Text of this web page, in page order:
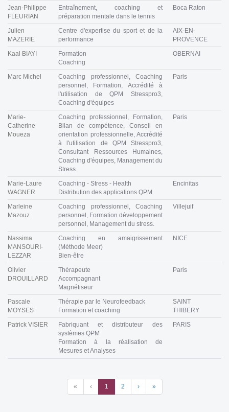
Jean-Philippe
FLEURIAN
Entraînement, coaching et
préparation mentale dans le tennis
Boca Raton
Julien
MAZERIE
Centre d'expertise du sport et de la
performance
AIX-EN-
PROVENCE
Kaal BIAYI
Formation
Coaching
OBERNAI
Marc Michel
Coaching professionnel, Coaching
personnel, Formation, Accrédité à
l'utilisation de QPM Stresspro3,
Coaching d'équipes
Paris
Marie-
Catherine
Moueza
Coaching professionnel, Formation,
Bilan de compétence, Conseil en
orientation professionnelle, Accrédité
à l'utilisation de QPM Stresspro3,
Consultant Ressources Humaines,
Coaching d'équipes, Management du
Stress
Paris
Marie-Laure
WAGNER
Coaching - Stress - Health
Distribution des applications QPM
Encinitas
Marleine
Mazouz
Coaching professionnel, Coaching
personnel, Formation développement
personnel, Management du stress.
Villejuif
Nassima
MANSOURI-
LEZZAR
Coaching en amaigrissement
(Méthode Meer)
Bien-être
NICE
Olivier
DROUILLARD
Thérapeute
Accompagnant
Magnétiseur
Paris
Pascale
MOYSES
Thérapie par le Neurofeedback
Formation et coaching
SAINT
THIBERY
Patrick VISIER
Fabriquant et distributeur des
systèmes QPM
Formation à la réalisation de
Mesures et Analyses
PARIS
« ‹ 1 2 › »